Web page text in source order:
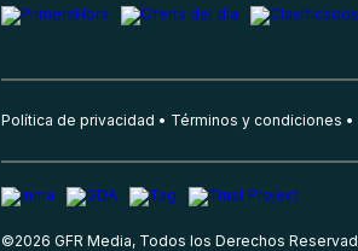
Política de privacidad Términos y condiciones
©2026 GFR Media, Todos los Derechos